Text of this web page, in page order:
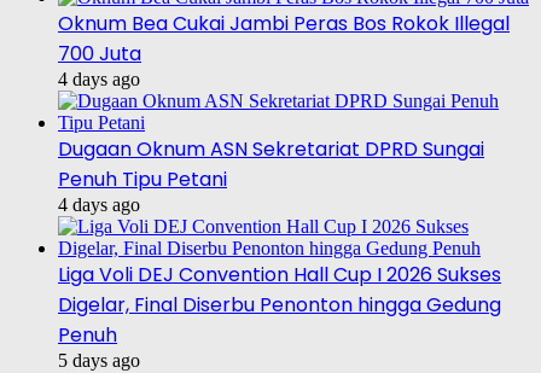
Oknum Bea Cukai Jambi Peras Bos Rokok Illegal
700 Juta
4 days ago
Dugaan Oknum ASN Sekretariat DPRD Sungai
Penuh Tipu Petani
4 days ago
Liga Voli DEJ Convention Hall Cup I 2026 Sukses
Digelar, Final Diserbu Penonton hingga Gedung
Penuh
5 days ago